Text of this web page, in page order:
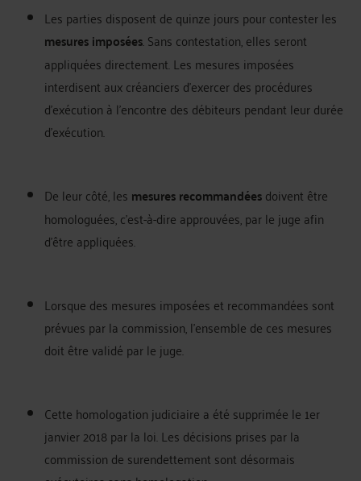
Les parties disposent de quinze jours pour contester les
mesures imposées. Sans contestation, elles seront
appliquées directement. Les mesures imposées
interdisent aux créanciers d’exercer des procédures
d’exécution à l’encontre des débiteurs pendant leur durée
d’exécution.
De leur côté, les mesures recommandéesdoivent être
homologuées, c’est-à-dire approuvées, par le juge afin
d’être appliquées.
Lorsque des mesures imposées et recommandées sont
prévues par la commission, l’ensemble de ces mesures
doit être validé par le juge.
Cette homologation judiciaire a été supprimée le 1er
janvier 2018 par la loi. Les décisions prises par la
commission de surendettement sont désormais